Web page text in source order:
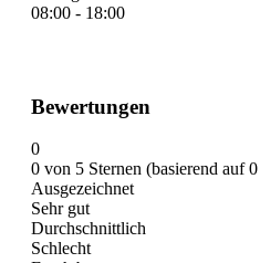
08:00 - 18:00
Bewertungen
0
0 von 5 Sternen (basierend auf
Ausgezeichnet
Sehr gut
Durchschnittlich
Schlecht